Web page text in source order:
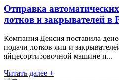
Отправка
лотков и закрывателей в
Компания Дексия поставила
подачи лотков яиц и
яйцесортировочной машине п...
Читать далее +